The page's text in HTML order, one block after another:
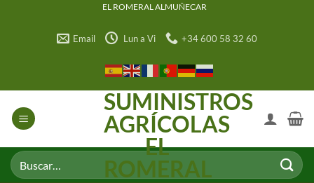
EL ROMERAL ALMUÑECAR
Email Lun a Vi +34 600 58 32 60
SUMINISTROS
AGRÍCOLAS
EL
ROMERAL
Buscar
por: